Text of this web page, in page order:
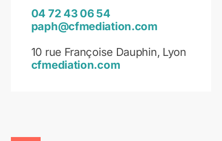
04 72 43 06 54
paph@cfmediation.com
10 rue Françoise Dauphin, Lyon
cfmediation.com